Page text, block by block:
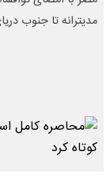
مدیترانه تا جنوب